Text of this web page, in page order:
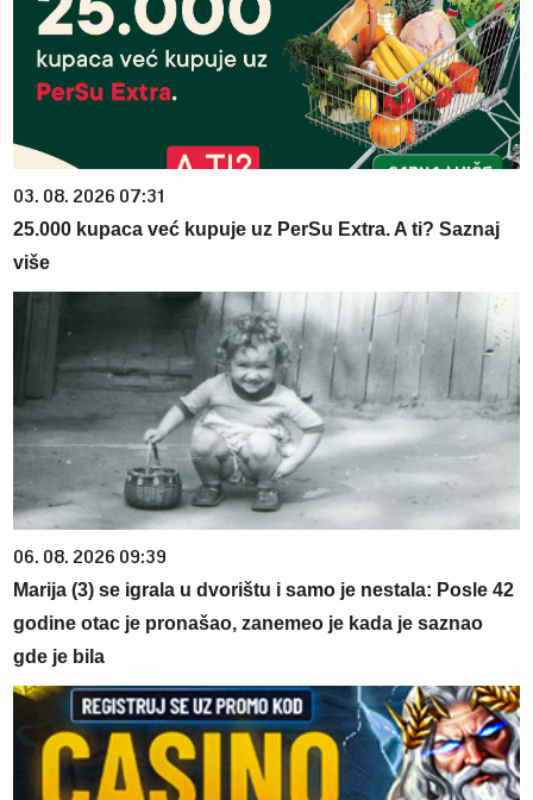
03. 08. 2026 07:31
25.000 kupaca već kupuje uz PerSu Extra. A ti? Saznaj
više
06. 08. 2026 09:39
Marija (3) se igrala u dvorištu i samo je nestala: Posle 42
godine otac je pronašao, zanemeo je kada je saznao
gde je bila